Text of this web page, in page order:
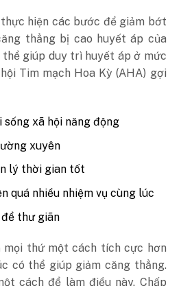
hiện các bước để giảm bớt
thẳng bị cao huyết áp của
thể giúp duy trì huyết áp ở mức
Tim mạch Hoa Kỳ (AHA) gợi
xã hội năng động
xuyên
lý thời gian tốt
quá nhiều nhiệm vụ cùng lúc
thư giãn
mọi thứ một cách tích cực hơn
có thể giúp giảm căng thẳng.
cách để làm điều này. Chấp